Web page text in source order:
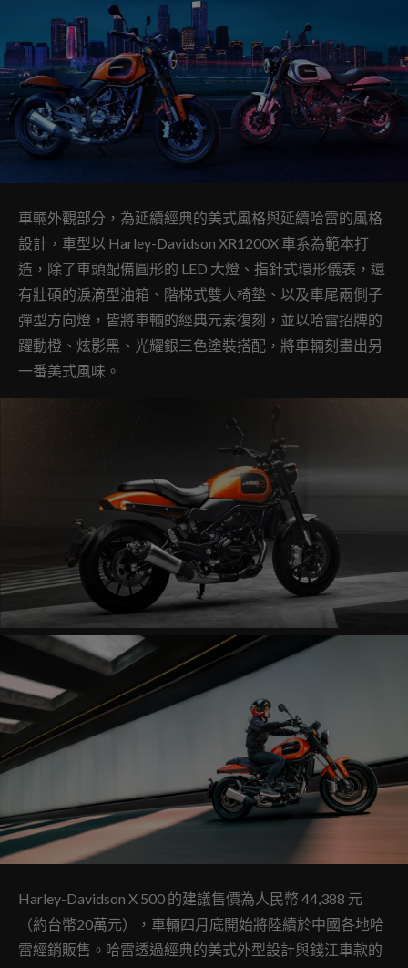
車輛外觀部分，為延續經典的美式風格與延續哈雷的風格
設計，車型以 Harley-Davidson XR1200X 車系為範本打
造，除了車頭配備圓形的 LED 大燈、指針式環形儀表，還
有壯碩的淚滴型油箱、階梯式雙人椅墊、以及車尾兩側子
彈型方向燈，皆將車輛的經典元素復刻，並以哈雷招牌的
躍動橙、炫影黑、光耀銀三色塗裝搭配，將車輛刻畫出另
一番美式風味。
Harley-Davidson X 500 的建議售價為人民幣 44,388 元
（約台幣20萬元），車輛四月底開始將陸續於中國各地哈
雷經銷販售。哈雷透過經典的美式外型設計與錢江車款的